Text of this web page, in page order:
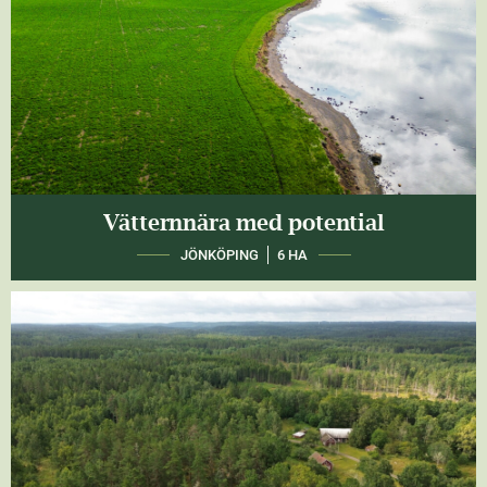
Vätternnära med potential
JÖNKÖPING 6 HA